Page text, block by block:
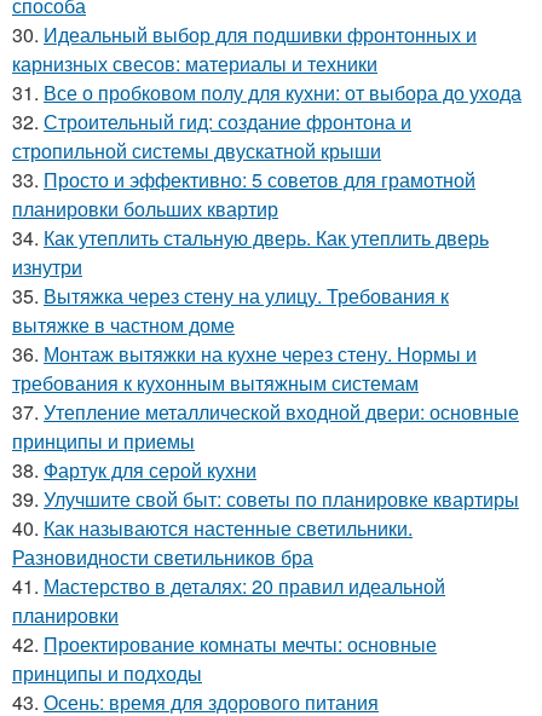
30. Идеальный выбор для подшивки фронтонных и
карнизных свесов: материалы и техники
31. Все о пробковом полу для кухни: от выбора до ухода
32. Строительный гид: создание фронтона и
стропильной системы двускатной крыши
33. Просто и эффективно: 5 советов для грамотной
планировки больших квартир
34. Как утеплить стальную дверь. Как утеплить дверь
изнутри
35. Вытяжка через стену на улицу. Требования к
вытяжке в частном доме
36. Монтаж вытяжки на кухне через стену. Нормы и
требования к кухонным вытяжным системам
37. Утепление металлической входной двери: основные
принципы и приемы
38. Фартук для серой кухни
39. Улучшите свой быт: советы по планировке квартиры
40. Как называются настенные светильники.
Разновидности светильников бра
41. Мастерство в деталях: 20 правил идеальной
планировки
42. Проектирование комнаты мечты: основные
принципы и подходы
43. Осень: время для здорового питания